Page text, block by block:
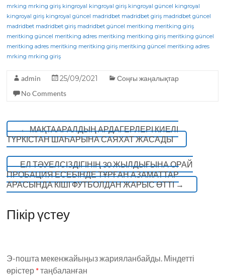
c
e
b
o
o
k
it
te
r
e
g
ra
a
ts
A
p
mrking mrking giriş kingroyal kingroyal giriş kingroyal güncel kingroyal
kingroyal giriş kingroyal güncel madridbet madridbet giriş madridbet güncel
madridbet madridbet giriş madridbet güncel meritking meritking giriş
meritking güncel meritking adres meritking meritking giriş meritking güncel
meritking adres meritking meritking giriş meritking güncel meritking adres
mrking mrking giriş
admin 25/09/2021
Соңғы жаңалықтар
No Comments
←МАҚТААРАЛДЫҢ АРДАГЕРЛЕРІ КИЕЛІ
ТҮРКІСТАН ШАҺАРЫНА САЯХАТ ЖАСАДЫ
ЕЛ ТӘУЕЛСІЗДІГІНІҢ 30 ЖЫЛДЫҒЫНА ОРАЙ
ПРОБАЦИЯ ЕСЕБІНДЕ ТҰРҒАН АЗАМАТТАР
АРАСЫНДА КІШІ ФУТБОЛДАН ЖАРЫС ӨТТІ→
Пікір үстеу
Э-пошта мекенжайыңыз жарияланбайды. Міндетті
өрістер *таңбаланған